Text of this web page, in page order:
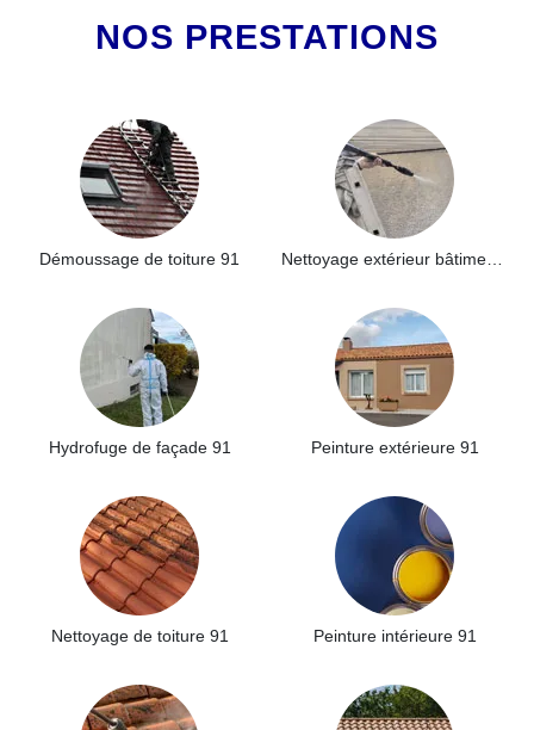
NOS PRESTATIONS
Démoussage de toiture 91
Hydrofuge de façade 91 Peinture extérieure 91
Nettoyage de toiture 91 Peinture intérieure 91